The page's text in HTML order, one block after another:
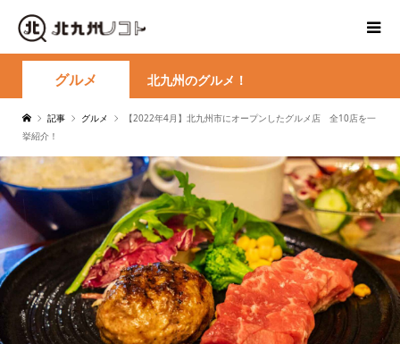
グルメ 北九州のグルメ！
記事 グルメ
【2022年4月】北九州市にオープンしたグルメ店 全10店を一
挙紹介！